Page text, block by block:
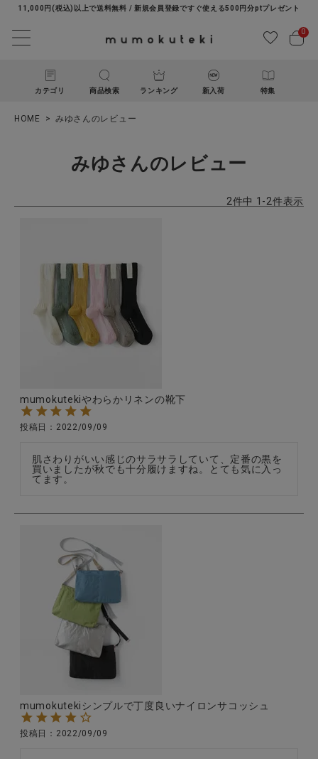
11,000円(税込)以上で送料無料 / 新規会員登録ですぐ使える500円分ptプレゼント
0
カテゴリ 商品検索 ランキング 新入荷 特集
ナチュラル服
ファッション雑貨
ブランド
全ての商品
特集
ご利用ガイド
HOME みゆさんのレビュー
みゆさんのレビュー
2件中 1 -2件表示
mumokutekiやわらかリネンの靴下
投稿日 2022/09/09
肌さわりがいい感じのサラサラしていて、定番の黒を
買いましたが秋でも十分履けますね。とても気に入っ
てます。
mumokutekiシンプルで丁度良いナイロンサコッシュ
投稿日 2022/09/09